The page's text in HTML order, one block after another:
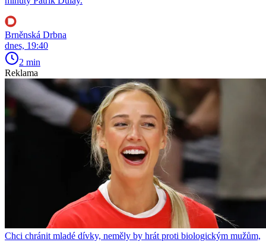
Brněnská Drbna
dnes, 19:40
2 min
Reklama
Chci chránit mladé dívky, neměly by hrát proti biologickým mužům,